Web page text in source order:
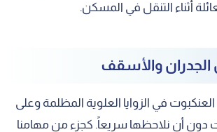
أثناء التنقل في المسكن.
الجدران والأسقف
العنكبوت في الزوايا العلوية المظلمة وعلى
دون أن نلاحظها سريعاً. كجزء من مهامنا